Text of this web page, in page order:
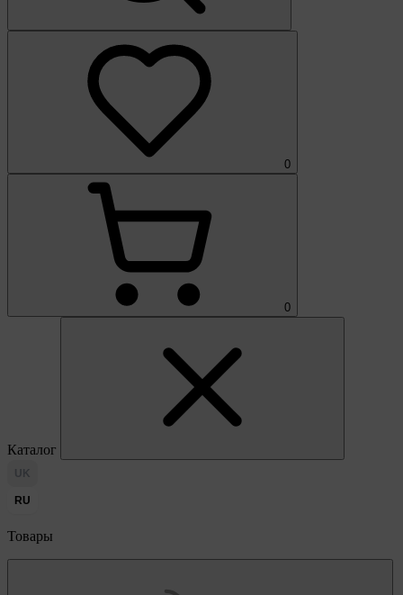
0
0
Каталог
UK
RU
Товары